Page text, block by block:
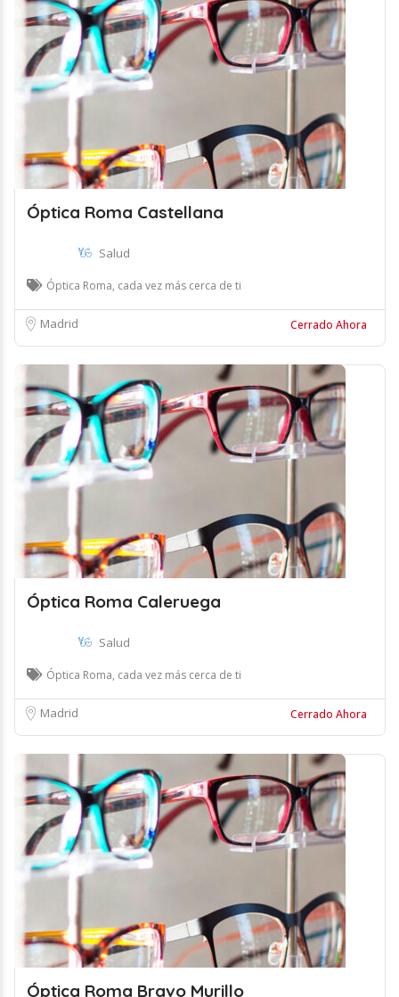
Óptica Roma Castellana
Salud
Óptica Roma, cada vez más cerca de ti
Madrid Cerrado Ahora
Óptica Roma Caleruega
Salud
Óptica Roma, cada vez más cerca de ti
Madrid Cerrado Ahora
Óptica Roma Bravo Murillo